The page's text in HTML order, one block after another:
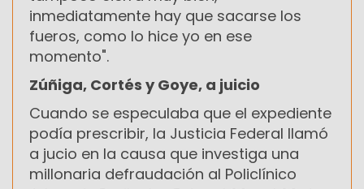
inmediatamente hay que sacarse los
fueros, como lo hice yo en ese
momento".
Zúñiga, Cortés y Goye, a juicio
Cuando se especulaba que el expediente
podía prescribir, la Justicia Federal llamó
a jucio en la causa que investiga una
millonaria defraudación al Policlínico